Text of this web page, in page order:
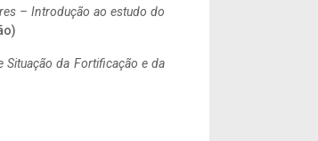
– Introdução ao estudo do
Situação da Fortificação e da